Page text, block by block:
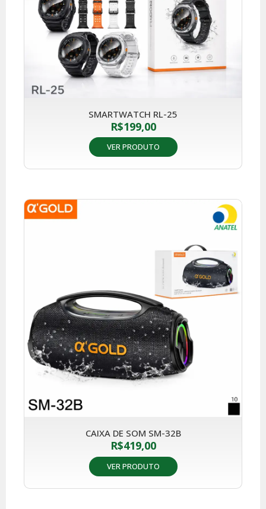
SMARTWATCH RL-25
R$199,00
VER PRODUTO
CAIXA DE SOM SM-32B
R$419,00
VER PRODUTO